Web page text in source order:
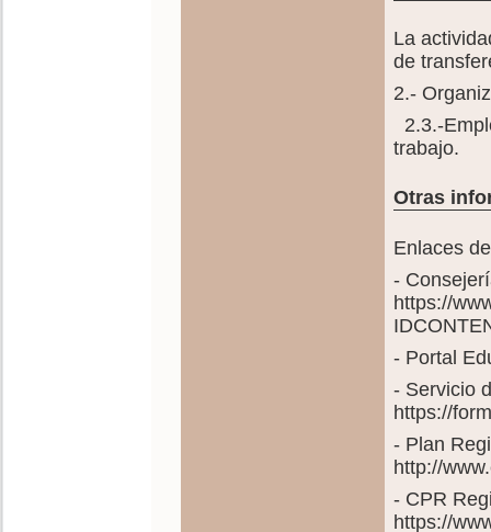
La
de
2.-
2.3.-
trabajo.
Otras
Enlaces
-
https://
- Portal
- Servicio
https://
- Plan
http://
- CPR
https://